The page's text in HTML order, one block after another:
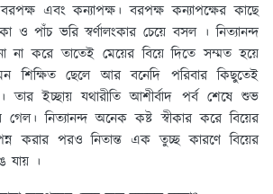
এবং কন্যাপক্ষ। বরপক্ষ কন্যাপক্ষের কাছে
ও পাঁচ ভরি স্বর্ণালংকার চেয়ে বসল । নিত্যানন্দ
না করে তাতেই মেয়ের বিয়ে দিতে সম্মত হয়ে
শিক্ষিত ছেলে আর বনেদি পরিবার কিছুতেই
তার ইচ্ছায় যথারীতি আশীর্বাদ পর্ব শেষে শুভ
গেল। নিত্যানন্দ অনেক কষ্ট স্বীকার করে বিয়ের
করার পরও নিতান্ত এক তুচ্ছ কারণে বিয়ের
যায় ।